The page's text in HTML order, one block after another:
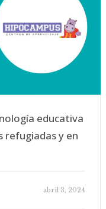
educativa
refugiadas y en
abril 3, 2024